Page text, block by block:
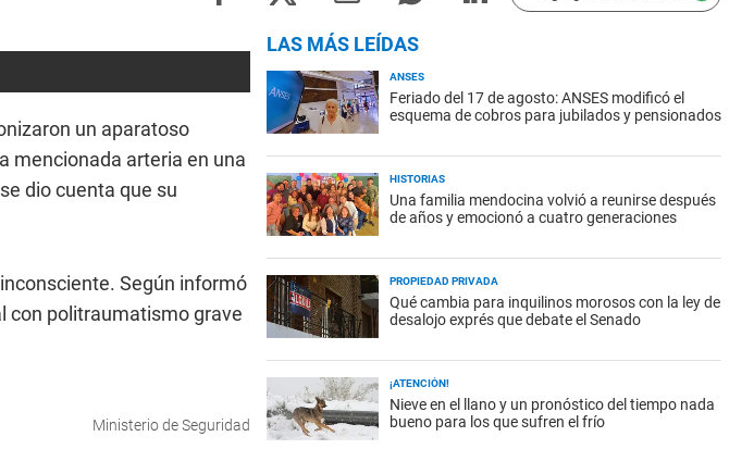
un aparatoso
mencionada arteria en una
dio cuenta que su
Según informó
con politraumatismo grave
Ministerio de Seguridad
LAS MÁS LEÍDAS
ANSES
Feriado del 17 de agosto: ANSES modificó el
esquema de cobros para jubilados y pensionados
HISTORIAS
Una familia mendocina volvió a reunirse después
de años y emocionó a cuatro generaciones
PROPIEDAD PRIVADA
Qué cambia para inquilinos morosos con la ley de
desalojo exprés que debate el Senado
¡ATENCIÓN!
Nieve en el llano y un pronóstico del tiempo nada
bueno para los que sufren el frío